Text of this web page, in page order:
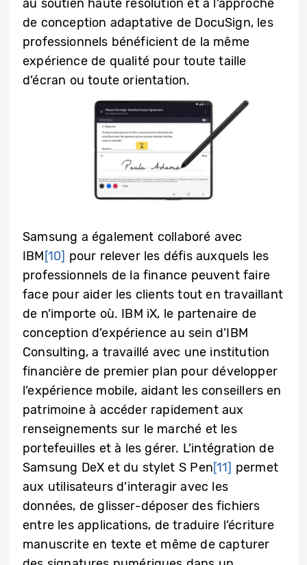
au soutien haute résolution et à l’approche
de conception adaptative de DocuSign, les
professionnels bénéficient de la même
expérience de qualité pour toute taille
d’écran ou toute orientation.
Samsung a également collaboré avec
IBM[10] pour relever les défis auxquels les
professionnels de la finance peuvent faire
face pour aider les clients tout en travaillant
de n’importe où. IBM iX, le partenaire de
conception d’expérience au sein d’IBM
Consulting, a travaillé avec une institution
financière de premier plan pour développer
l’expérience mobile, aidant les conseillers en
patrimoine à accéder rapidement aux
renseignements sur le marché et les
portefeuilles et à les gérer. L’intégration de
Samsung DeX et du stylet S Pen[11] permet
aux utilisateurs d’interagir avec les
données, de glisser-déposer des fichiers
entre les applications, de traduire l’écriture
manuscrite en texte et même de capturer